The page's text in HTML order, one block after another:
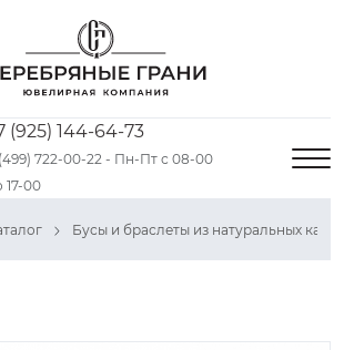
(925) 144-64-73
722-00-22 - Пн-Пт с 08-00
17-00
Бусы и браслеты из натуральных